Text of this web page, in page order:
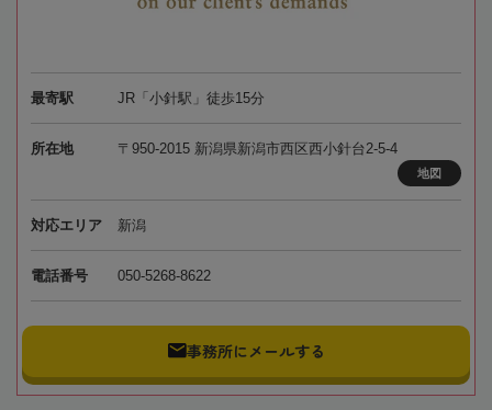
最寄駅 JR「小針駅」徒歩15分
所在地 〒950-2015 新潟県新潟市西区西小針台2-5-4
地図
対応エリア 新潟
電話番号 050-5268-8622
事務所にメールする